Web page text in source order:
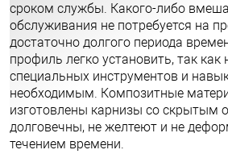
сроком службы. Какого-либо
обслуживания не потребуется на
достаточно долгого периода
профиль легко установить, так как
специальных инструментов и
необходимым. Композитные
изготовлены карнизы со скрытым
долговечны, не желтеют и не
течением времени.